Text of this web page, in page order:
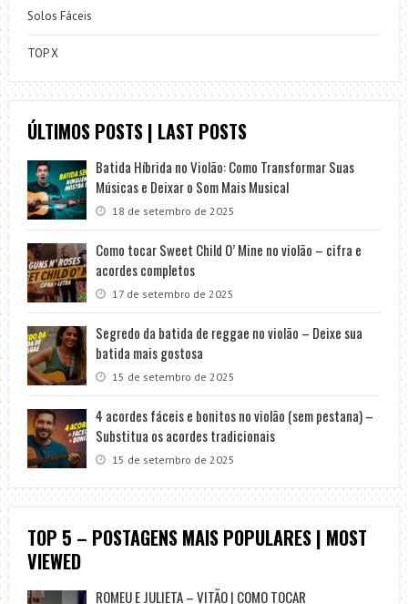
Solos Fáceis
TOP X
ÚLTIMOS POSTS | LAST POSTS
Batida Híbrida no Violão: Como Transformar Suas
Músicas e Deixar o Som Mais Musical
18 de setembro de 2025
Como tocar Sweet Child O’ Mine no violão – cifra e
acordes completos
17 de setembro de 2025
Segredo da batida de reggae no violão – Deixe sua
batida mais gostosa
15 de setembro de 2025
4 acordes fáceis e bonitos no violão (sem pestana) –
Substitua os acordes tradicionais
15 de setembro de 2025
TOP 5 – POSTAGENS MAIS POPULARES | MOST
VIEWED
ROMEU E JULIETA – VITÃO | COMO TOCAR